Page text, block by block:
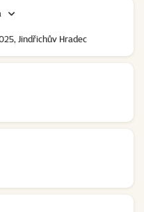
Jindřichův Hradec